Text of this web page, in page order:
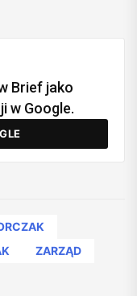
Brief jako
w Google.
ZARZĄD